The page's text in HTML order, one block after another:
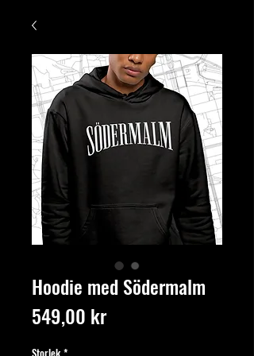
Hoodie med Södermalm
549,00 krPris
Storlek *